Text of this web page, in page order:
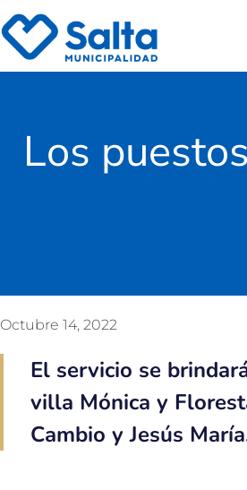
Los
Octubre 14, 2022
El servicio se
villa Mónica y
Cambio y Jesús